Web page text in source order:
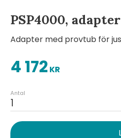
PSP4000, adapter
Adapter med provtub för
4 172 KR
Antal